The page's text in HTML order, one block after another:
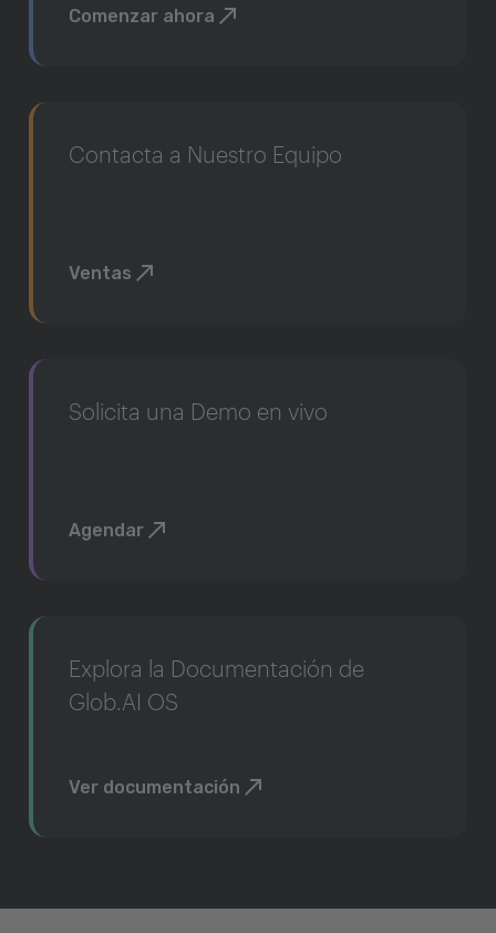
Comenzar ahora
Contacta a Nuestro Equipo
Ventas
Solicita una Demo en vivo
Agendar
Explora la Documentación de
Glob.AI OS
Ver documentación